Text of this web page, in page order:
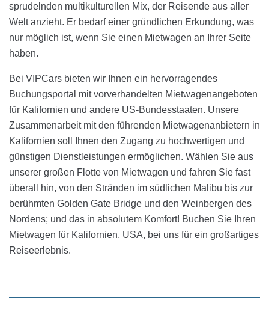
sprudelnden multikulturellen Mix, der Reisende aus aller
Welt anzieht. Er bedarf einer gründlichen Erkundung, was
nur möglich ist, wenn Sie einen Mietwagen an Ihrer Seite
haben.
Bei VIPCars bieten wir Ihnen ein hervorragendes
Buchungsportal mit vorverhandelten Mietwagenangeboten
für Kalifornien und andere US-Bundesstaaten. Unsere
Zusammenarbeit mit den führenden Mietwagenanbietern in
Kalifornien soll Ihnen den Zugang zu hochwertigen und
günstigen Dienstleistungen ermöglichen. Wählen Sie aus
unserer großen Flotte von Mietwagen und fahren Sie fast
überall hin, von den Stränden im südlichen Malibu bis zur
berühmten Golden Gate Bridge und den Weinbergen des
Nordens; und das in absolutem Komfort! Buchen Sie Ihren
Mietwagen für Kalifornien, USA, bei uns für ein großartiges
Reiseerlebnis.